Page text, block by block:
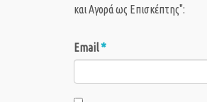
και Αγορά ως Eπισκέπτης":
Email*